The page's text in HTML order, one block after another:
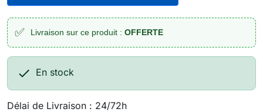
✅ Livraison sur ce produit : OFFERTE
 En stock
Délai de Livraison : 24/72h